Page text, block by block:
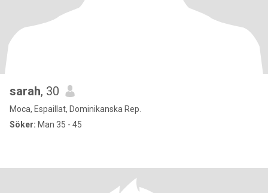
sarah, 30
Moca, Espaillat, Dominikanska Rep.
Söker: Man 35 - 45